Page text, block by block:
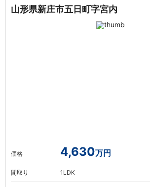
山形県新庄市五日町字宮内
価格 4,630万円
間取り 1LDK